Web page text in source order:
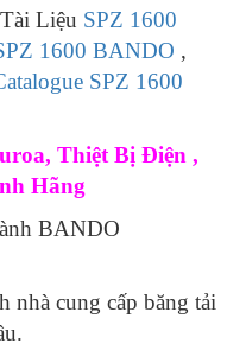
Liệu SPZ 1600
1600 BANDO ,
SPZ 1600
Thiệt Bị Điện ,
Hãng
BANDO
nhà cung cấp băng tải